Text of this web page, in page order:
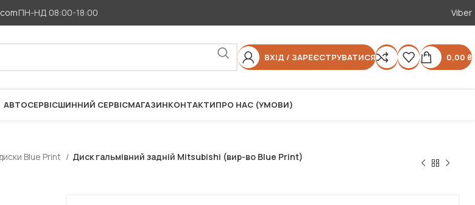
ПН-НД 08:00-18:00 Viber
ВХІД / ЗАРЕЄСТРУВАТИСЯ 0,00 ₴
АВТОСЕРВІСШИННИЙ СЕРВІСМАГАЗИНКОНТАКТИПРО НАС (УМОВИ)
Blue Print Диск гальмівний задній Mitsubishi (вир-во Blue Print)